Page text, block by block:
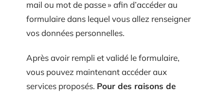
mail ou mot de passe » afin d’accéder au
formulaire dans lequel vous allez renseigner
vos données personnelles.
Après avoir rempli et validé le formulaire,
vous pouvez maintenant accéder aux
services proposés. Pour des raisons de